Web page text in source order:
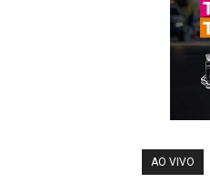
AO VIVO